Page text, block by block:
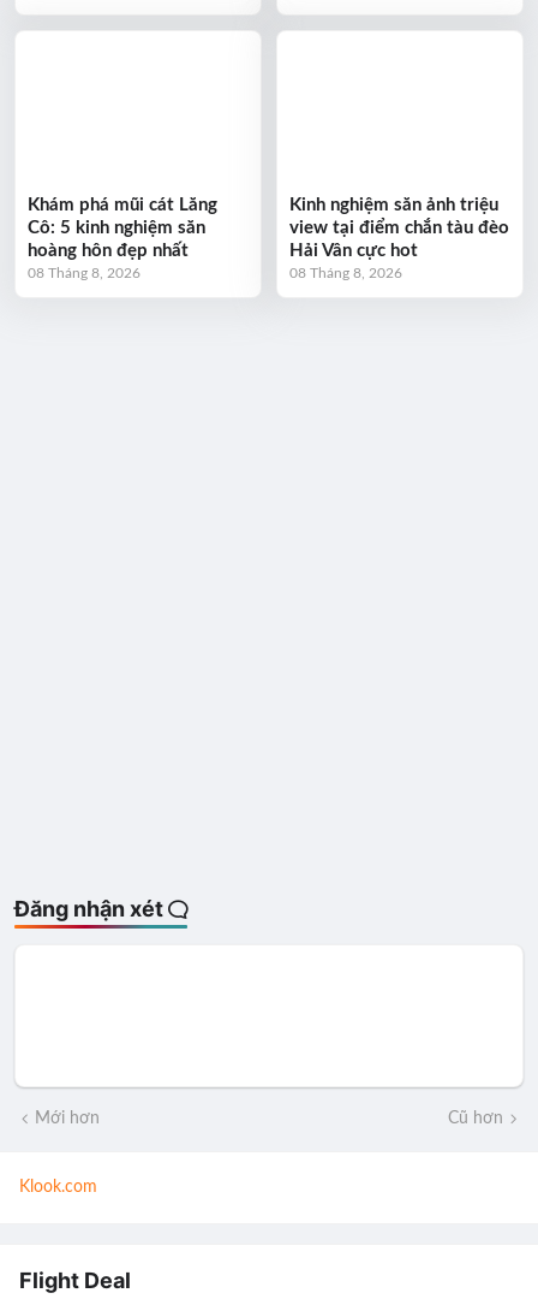
Khám phá mũi cát Lăng
Cô: 5 kinh nghiệm săn
hoàng hôn đẹp nhất
08 Tháng 8, 2026
Kinh nghiệm săn ảnh triệu
view tại điểm chắn tàu đèo
Hải Vân cực hot
08 Tháng 8, 2026
Đăng nhận xét
Mới hơn Cũ hơn
Klook.com
Flight Deal